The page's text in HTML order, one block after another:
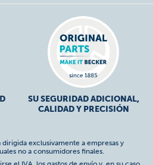
SU SEGURIDAD ADICIONAL,
CALIDAD Y PRECISIÓN
exclusivamente a empresas y
no a consumidores finales.